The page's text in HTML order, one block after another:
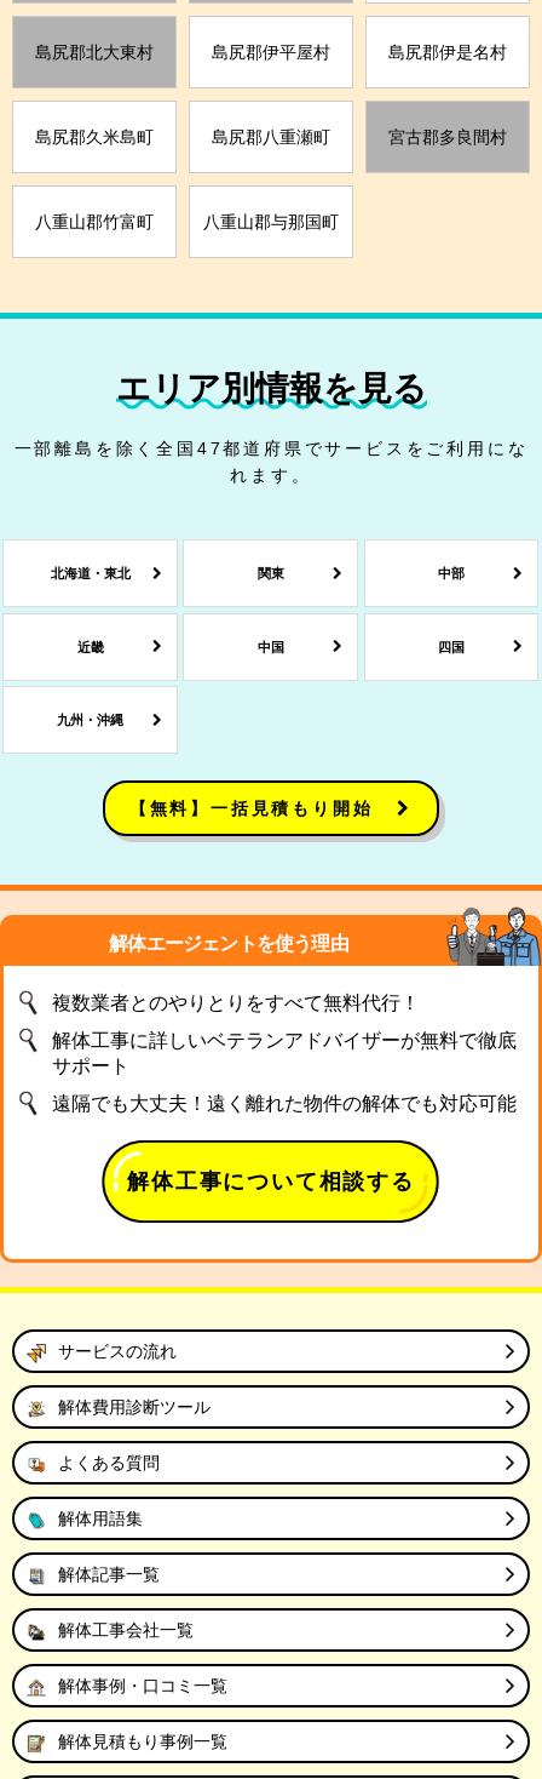
島尻郡北大東村 島尻郡伊平屋村 島尻郡伊是名村
島尻郡久米島町 島尻郡八重瀬町 宮古郡多良間村
八重山郡竹富町 八重山郡与那国町
エリア別情報を見る
一部離島を除く全国47都道府県でサービスをご利用にな
れます。
北海道・東北 関東 中部
近畿 中国 四国
九州・沖縄
【無料】一括見積もり開始
解体エージェントを使う理由
複数業者とのやりとりをすべて無料代行！
解体工事に詳しいベテランアドバイザーが無料で徹底
サポート
遠隔でも大丈夫！遠く離れた物件の解体でも対応可能
解体工事について相談する
サービスの流れ
解体費用診断ツール
よくある質問
解体用語集
解体記事一覧
解体工事会社一覧
解体事例・口コミ一覧
解体見積もり事例一覧